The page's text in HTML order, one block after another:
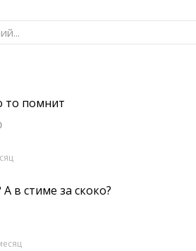
то помнит
в стиме за скоко?